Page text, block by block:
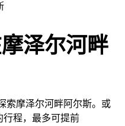
泽尔河畔
索摩泽尔河畔阿尔斯。或
行程，最多可提前